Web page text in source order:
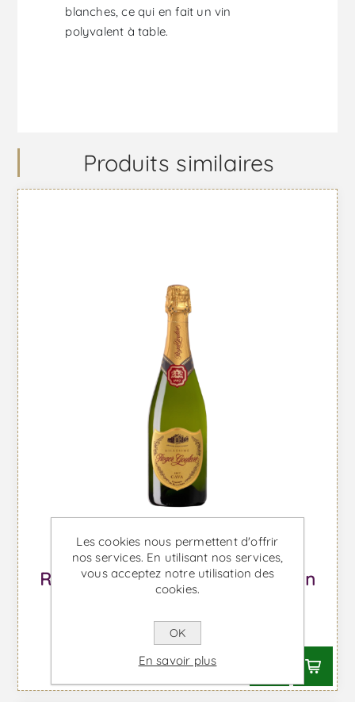
blanches, ce qui en fait un vin
polyvalent à table.
Produits similaires
Roger Goulart Brut Millesime - Vin
À partir de €11,27 TTC
Les cookies nous permettent d'offrir
nos services. En utilisant nos services,
vous acceptez notre utilisation des
cookies.
OK
En savoir plus